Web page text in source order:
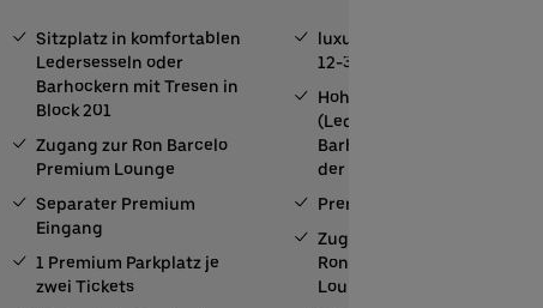
Sitzplatz in komfortablen
Ledersesseln oder
Barhockern mit Tresen in
Block 201
Zugang zur Ron Barcelo
Premium Lounge
Separater Premium
Eingang
1 Premium Parkplatz je
zwei Tickets
luxuriöse Event Suite für
12-36 Personen
Hoher Sitzkomfort
(Ledersessel und
Barhocker) auf dem Balkon
der Suite
Premium Parkplätze
Zugang zur gemütlichen
Ron Barcelo Premium
Lounge